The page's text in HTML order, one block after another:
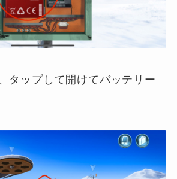
タップして開けてバッテリー